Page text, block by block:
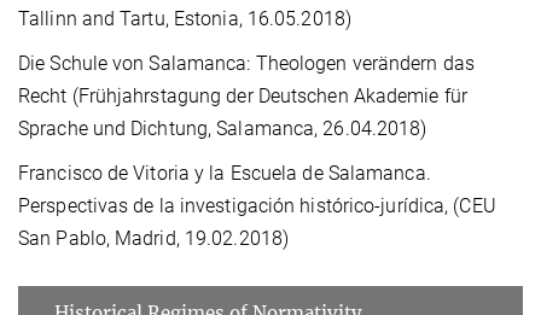
Tallinn and Tartu, Estonia, 16.05.2018)
Die Schule von Salamanca: Theologen verändern das
Recht (Frühjahrstagung der Deutschen Akademie für
Sprache und Dichtung, Salamanca, 26.04.2018)
Francisco de Vitoria y la Escuela de Salamanca.
Perspectivas de la investigación histórico-jurídica, (CEU
San Pablo, Madrid, 19.02.2018)